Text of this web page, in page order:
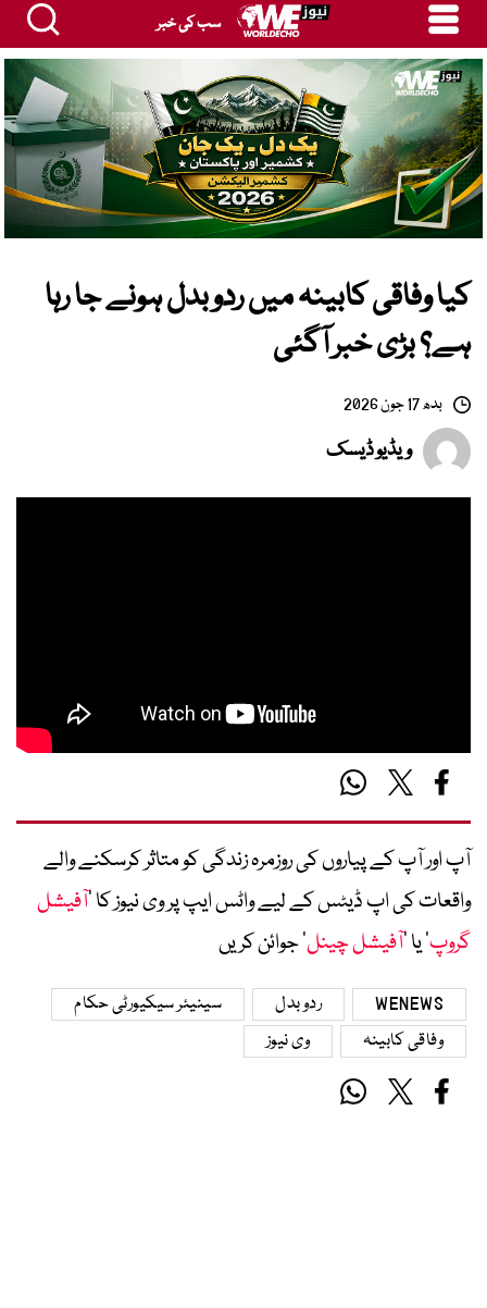
سب کی خبر
کیا وفاقی کابینہ میں ردوبدل ہونے جا رہا
ہے؟ بڑی خبر آگئی
بدھ 17 جون 2026
ویڈیو ڈیسک
آپ اور آپ کے پیاروں کی روزمرہ زندگی کو متاثر کرسکنے والے
واقعات کی اپ ڈیٹس کے لیے واٹس ایپ پر وی نیوز کا ’آفیشل
گروپ‘ یا ’آفیشل چینل‘ جوائن کریں
WENEWS ردوبدل
سینیئر سیکیورٹی حکام
وفاقی کابینہ
وی نیوز